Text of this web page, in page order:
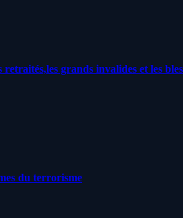
grands invalides et les
du terrorisme